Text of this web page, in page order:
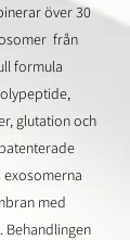
över 30
från
formula
glutation och
exosomerna
med